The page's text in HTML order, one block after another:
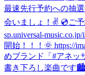
最速先行予約への抽
会いましょ！✌️ 💿ご予
sp.universal-music.co.jp/
開始！！！🌞 https://
めブランド「#アネッ
書き下ろし楽曲です🏙️